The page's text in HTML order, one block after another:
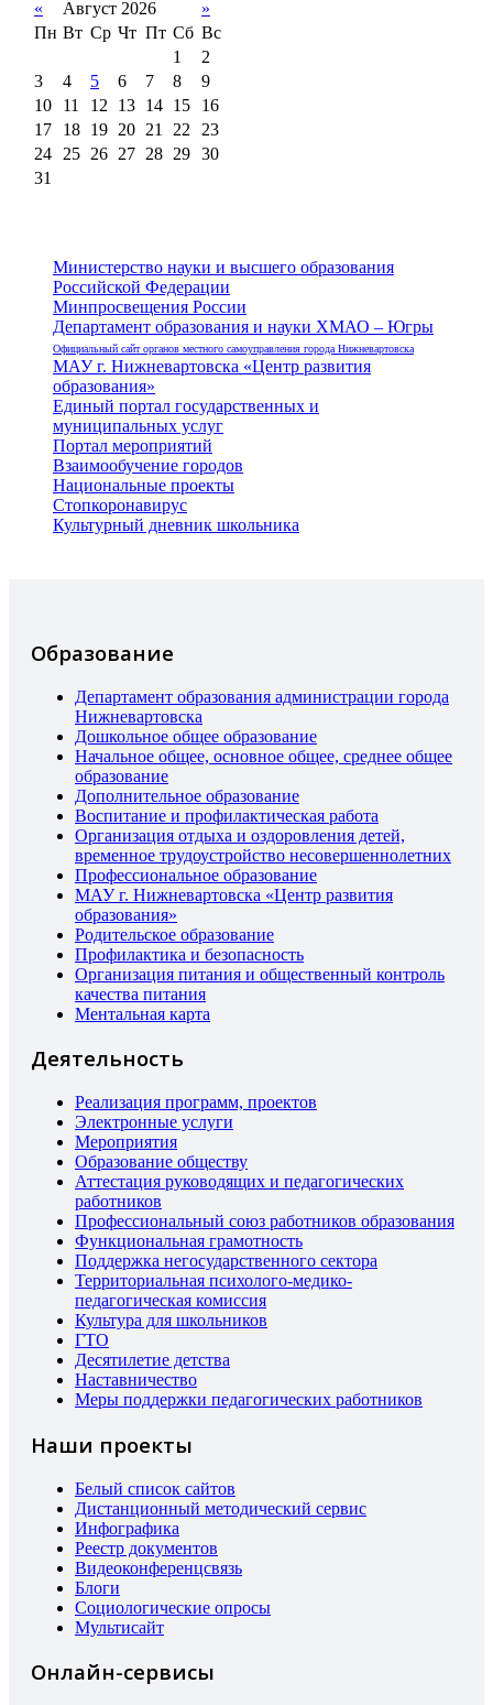
« Август 2026
»
Пн Вт Ср Чт Пт Сб Вс
1
2
3
4 5 6 7 8
9
10
11 12 13 14 15
16
17
18 19 20 21 22
23
24
25 26 27 28 29 30
31
Министерство науки и высшего образования
Российской Федерации
Минпросвещения России
Департамент образования и науки ХМАО – Югры
Официальный сайт органов местного самоуправления города Нижневартовска
МАУ г. Нижневартовска «Центр развития
образования»
Единый портал государственных и
муниципальных услуг
Портал мероприятий
Взаимообучение городов
Национальные проекты
Стопкоронавирус
Культурный дневник школьника
Образование
Департамент образования администрации города
Нижневартовска
Дошкольное общее образование
Начальное общее, основное общее, среднее общее
образование
Дополнительное образование
Воспитание и профилактическая работа
Организация отдыха и оздоровления детей,
временное трудоустройство несовершеннолетних
Профессиональное образование
МАУ г. Нижневартовска «Центр развития
образования»
Родительское образование
Профилактика и безопасность
Организация питания и общественный контроль
качества питания
Ментальная карта
Деятельность
Реализация программ, проектов
Электронные услуги
Мероприятия
Образование обществу
Аттестация руководящих и педагогических
работников
Профессиональный союз работников образования
Функциональная грамотность
Поддержка негосударственного сектора
Территориальная психолого-медико-
педагогическая комиссия
Культура для школьников
ГТО
Десятилетие детства
Наставничество
Меры поддержки педагогических работников
Наши проекты
Белый список сайтов
Дистанционный методический сервис
Инфографика
Реестр документов
Видеоконференцсвязь
Блоги
Социологические опросы
Мультисайт
Онлайн-сервисы